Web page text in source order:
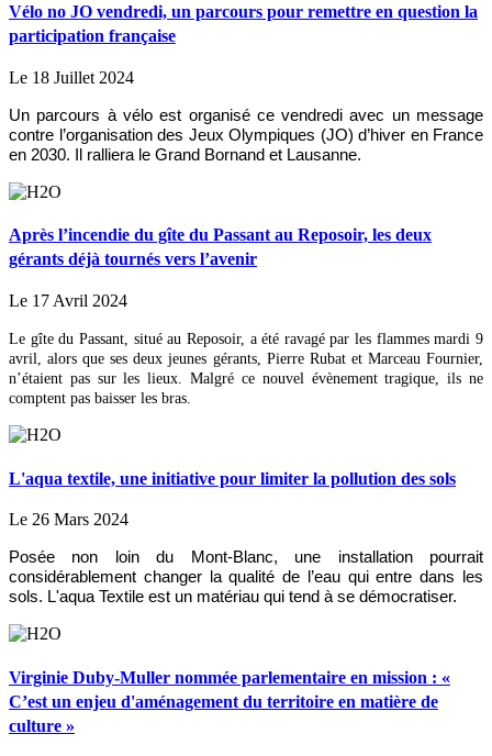
Vélo no JO vendredi, un parcours pour remettre en question la
participation française
Le 18 Juillet 2024
Un parcours à vélo est organisé ce vendredi avec un message
contre l’organisation des Jeux Olympiques (JO) d’hiver en France
en 2030. Il ralliera le Grand Bornand et Lausanne.
Après l’incendie du gîte du Passant au Reposoir, les deux
gérants déjà tournés vers l’avenir
Le 17 Avril 2024
Le gîte du Passant, situé au Reposoir, a été ravagé par les flammes mardi 9
avril, alors que ses deux jeunes gérants, Pierre Rubat et Marceau Fournier,
n’étaient pas sur les lieux. Malgré ce nouvel évènement tragique, ils ne
comptent pas baisser les bras.
L'aqua textile, une initiative pour limiter la pollution des sols
Le 26 Mars 2024
Posée non loin du Mont-Blanc, une installation pourrait
considérablement changer la qualité de l’eau qui entre dans les
sols. L'aqua Textile est un matériau qui tend à se démocratiser.
Virginie Duby-Muller nommée parlementaire en mission : «
C’est un enjeu d'aménagement du territoire en matière de
culture »